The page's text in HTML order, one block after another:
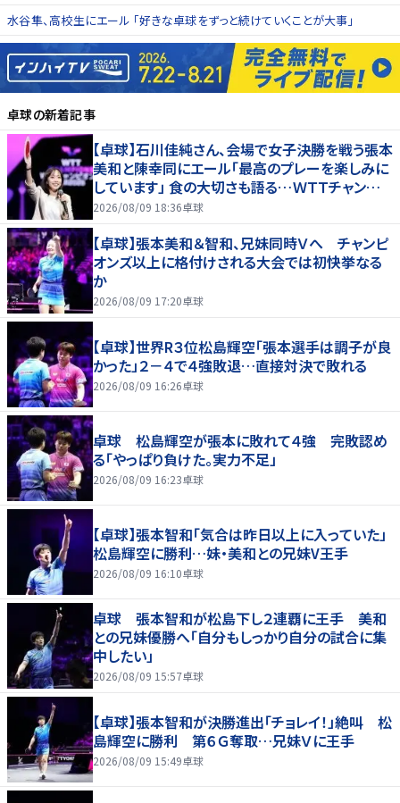
水谷隼、高校生にエール 「好きな卓球をずっと続けていくことが大事」
卓球の新着記事
【卓球】石川佳純さん、会場で女子決勝を戦う張本
美和と陳幸同にエール「最高のプレーを楽しみに
しています」 食の大切さも語る…ＷＴＴチャンピオ
ンズ横浜
2026/08/09 18:36卓球
【卓球】張本美和＆智和、兄妹同時Ｖへ チャンピ
オンズ以上に格付けされる大会では初快挙なる
か
2026/08/09 17:20卓球
【卓球】世界R３位松島輝空「張本選手は調子が良
かった」２－４で４強敗退…直接対決で敗れる
2026/08/09 16:26卓球
卓球 松島輝空が張本に敗れて４強 完敗認め
る「やっぱり負けた。実力不足」
2026/08/09 16:23卓球
【卓球】張本智和「気合は昨日以上に入っていた」
松島輝空に勝利…妹・美和との兄妹V王手
2026/08/09 16:10卓球
卓球 張本智和が松島下し２連覇に王手 美和
との兄妹優勝へ「自分もしっかり自分の試合に集
中したい」
2026/08/09 15:57卓球
【卓球】張本智和が決勝進出「チョレイ！」絶叫 松
島輝空に勝利 第６Ｇ奪取…兄妹Ｖに王手
2026/08/09 15:49卓球